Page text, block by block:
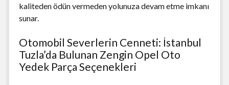
kaliteden ödün vermeden yolunuza devam etme imkanı
sunar.
Otomobil Severlerin Cenneti: İstanbul
Tuzla’da Bulunan Zengin Opel Oto
Yedek Parça Seçenekleri